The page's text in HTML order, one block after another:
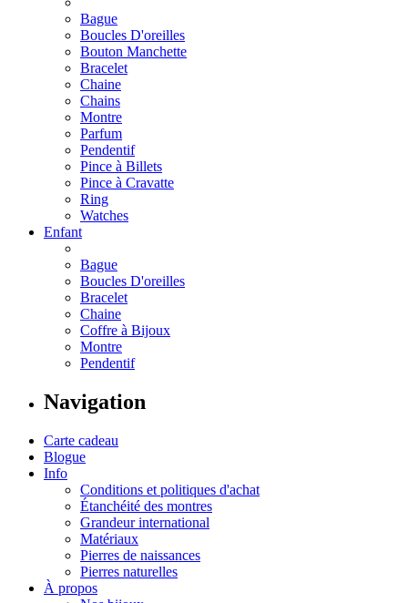
Bague
Boucles D'oreilles
Bouton Manchette
Bracelet
Chaine
Chains
Montre
Parfum
Pendentif
Pince à Billets
Pince à Cravatte
Ring
Watches
Enfant
Bague
Boucles D'oreilles
Bracelet
Chaine
Coffre à Bijoux
Montre
Pendentif
Navigation
Carte cadeau
Blogue
Info
Conditions et politiques d'achat
Étanchéité des montres
Grandeur international
Matériaux
Pierres de naissances
Pierres naturelles
À propos